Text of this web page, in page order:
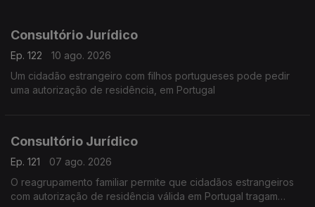
Consultório Jurídico
Ep. 122
10 ago. 2026
Um cidadão estrangeiro com filhos portugueses pode pedir
uma autorização de residência, em Portugal
Consultório Jurídico
Ep. 121
07 ago. 2026
O reagrupamento familiar permite que cidadãos estrangeiros
com autorização de residência válida em Portugal tragam